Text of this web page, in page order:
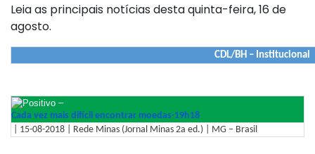
Leia as principais notícias desta quinta-feira, 16 de
agosto.
CDL/BH – Institucional
–
Cada vez mais difícil encontrar moedas-19h18
| 15-08-2018 | Rede Minas (Jornal Minas 2a ed.) | MG – Brasil